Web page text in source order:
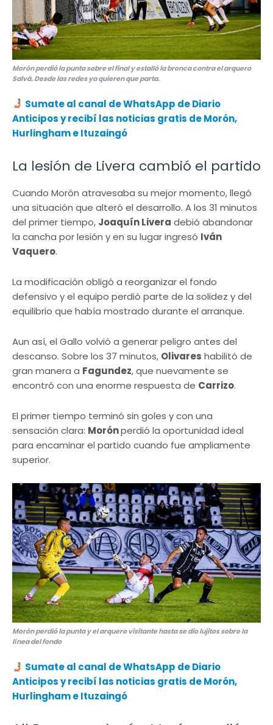
Morón perdió la punta sobre el final y estalló la bronca contra el arquero
Salvá. Desde las redes ya quieren que parta.
Sumate al canal de WhatsApp de Diario
Anticiposy recibí las noticias gratis de Morón,
Hurlingham e Ituzaingó
La lesión de Livera cambió el partido
Cuando Morón atravesaba su mejor momento, llegó
una situación que alteró el desarrollo. A los 31 minutos
del primer tiempo, Joaquín Livera debió abandonar
la cancha por lesión y en su lugar ingresó Iván
Vaquero.
La modificación obligó a reorganizar el fondo
defensivo y el equipo perdió parte de la solidez y del
equilibrio que había mostrado durante el arranque.
Aun así, el Gallo volvió a generar peligro antes del
descanso. Sobre los 37 minutos, Olivares habilitó de
gran manera a Fagundez, que nuevamente se
encontró con una enorme respuesta de Carrizo.
El primer tiempo terminó sin goles y con una
sensación clara: Morónperdió la oportunidad ideal
para encaminar el partido cuando fue ampliamente
superior.
Morón perdió la punta y el arquero visitante hasta se dio lujitos sobre la
línea del fondo
Sumate al canal de WhatsApp de Diario
Anticiposy recibí las noticias gratis de Morón,
Hurlingham e Ituzaingó